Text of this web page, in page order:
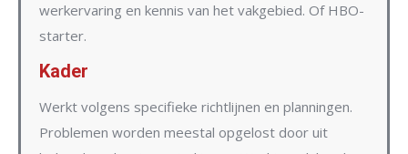
werkervaring en kennis van het vakgebied. Of HBO-
starter.
Kader
Werkt volgens specifieke richtlijnen en planningen.
Problemen worden meestal opgelost door uit